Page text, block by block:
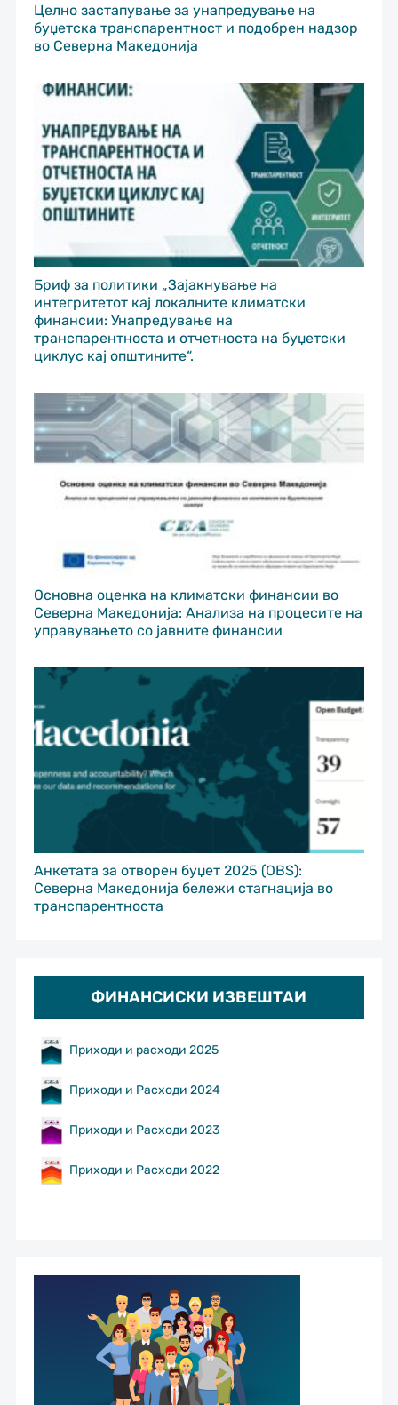
Целно застапување за унапредување на
буџетска транспарентност и подобрен надзор
во Северна Македонија
Бриф за политики „Зајакнување на
интегритетот кај локалните климатски
финансии: Унапредување на
транспарентноста и отчетноста на буџетски
циклус кај општините“.
Основна оценка на климатски финансии во
Северна Македонија: Анализа на процесите на
управувањето со јавните финансии
Анкетата за отворен буџет 2025 (OBS):
Северна Македонија бележи стагнација во
транспарентноста
ФИНАНСИСКИ ИЗВЕШТАИ
Приходи и расходи 2025
Приходи и Расходи 2024
Приходи и Расходи 2023
Приходи и Расходи 2022